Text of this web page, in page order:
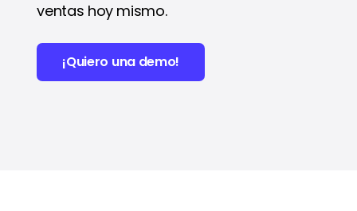
ventas hoy mismo.
¡Quiero una demo!